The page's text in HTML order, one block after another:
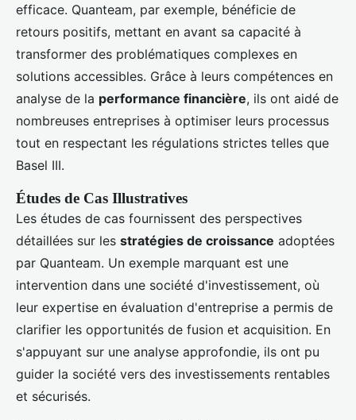
efficace. Quanteam, par exemple, bénéficie de
retours positifs, mettant en avant sa capacité à
transformer des problématiques complexes en
solutions accessibles. Grâce à leurs compétences en
analyse de la performance financière, ils ont aidé de
nombreuses entreprises à optimiser leurs processus
tout en respectant les régulations strictes telles que
Basel III.
Études de Cas Illustratives
Les études de cas fournissent des perspectives
détaillées sur les stratégies de croissance adoptées
par Quanteam. Un exemple marquant est une
intervention dans une société d'investissement, où
leur expertise en évaluation d'entreprise a permis de
clarifier les opportunités de fusion et acquisition. En
s'appuyant sur une analyse approfondie, ils ont pu
guider la société vers des investissements rentables
et sécurisés.